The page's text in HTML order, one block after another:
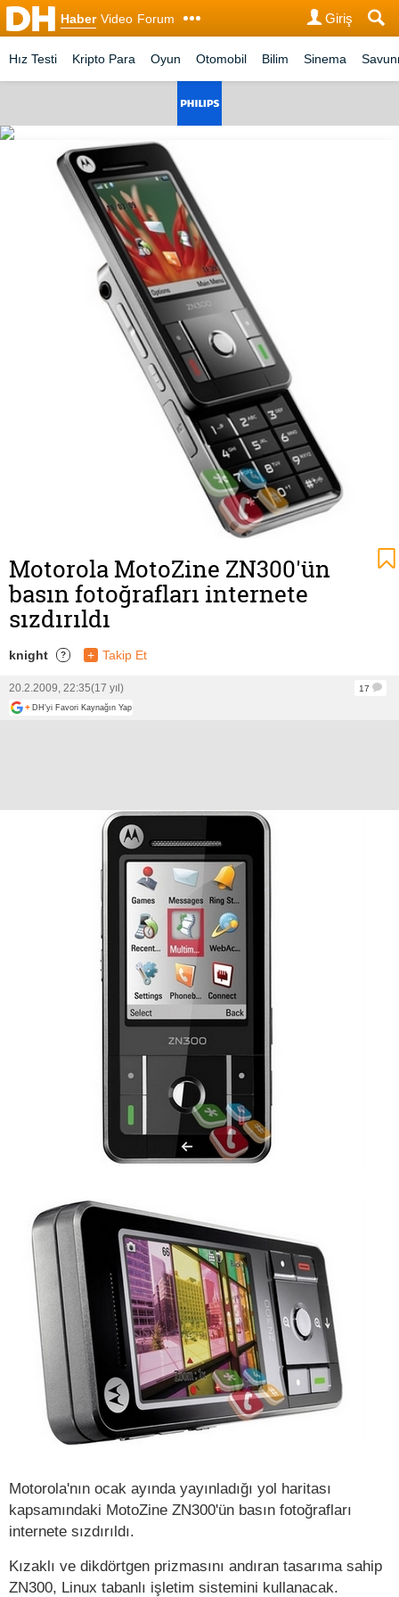
Haber Video Forum Giriş
Hız Testi Kripto Para Oyun Otomobil Bilim Sinema
Motorola MotoZine ZN300'ün
basın fotoğrafları internete
sızdırıldı
knight ? + Takip Et
20.2.2009, 22:35(17 yıl)
17
+ DH'yi Favori Kaynağın Yap
Motorola'nın ocak ayında yayınladığı yol haritası
kapsamındaki MotoZine ZN300'ün basın fotoğrafları
internete sızdırıldı.
Kızaklı ve dikdörtgen prizmasını andıran tasarıma sahip
ZN300, Linux tabanlı işletim sistemini kullanacak.